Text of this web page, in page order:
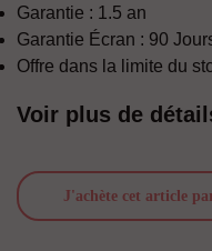
Garantie : 1.5 an
Garantie Écran : 90
Offre dans la limite du
Voir plus de
J'achète cet article